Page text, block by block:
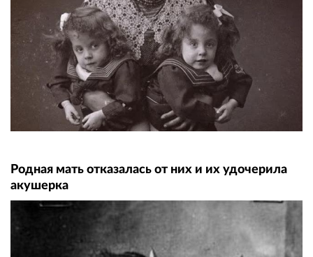
Родная мать отказалась от них и их удочерила
акушерка